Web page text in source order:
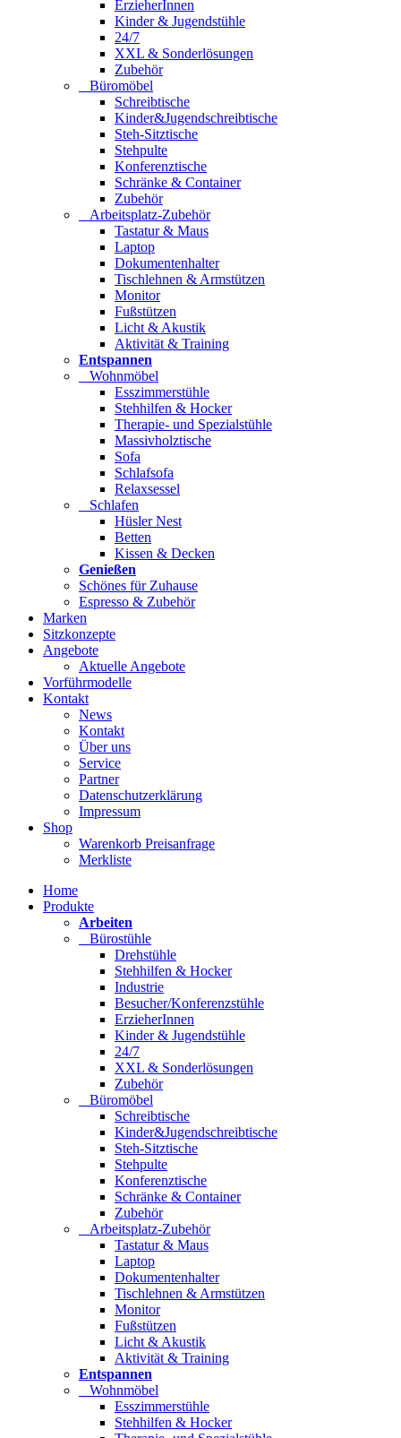
ErzieherInnen
Kinder & Jugendstühle
24/7
XXL & Sonderlösungen
Zubehör
Büromöbel
Schreibtische
Kinder&Jugendschreibtische
Steh-Sitztische
Stehpulte
Konferenztische
Schränke & Container
Zubehör
Arbeitsplatz-Zubehör
Tastatur & Maus
Laptop
Dokumentenhalter
Tischlehnen & Armstützen
Monitor
Fußstützen
Licht & Akustik
Aktivität & Training
Entspannen
Wohnmöbel
Esszimmerstühle
Stehhilfen & Hocker
Therapie- und Spezialstühle
Massivholztische
Sofa
Schlafsofa
Relaxsessel
Schlafen
Hüsler Nest
Betten
Kissen & Decken
Genießen
Schönes für Zuhause
Espresso & Zubehör
Marken
Sitzkonzepte
Angebote
Aktuelle Angebote
Vorführmodelle
Kontakt
News
Kontakt
Über uns
Service
Partner
Datenschutzerklärung
Impressum
Shop
Warenkorb Preisanfrage
Merkliste
Home
Produkte
Arbeiten
Bürostühle
Drehstühle
Stehhilfen & Hocker
Industrie
Besucher/Konferenzstühle
ErzieherInnen
Kinder & Jugendstühle
24/7
XXL & Sonderlösungen
Zubehör
Büromöbel
Schreibtische
Kinder&Jugendschreibtische
Steh-Sitztische
Stehpulte
Konferenztische
Schränke & Container
Zubehör
Arbeitsplatz-Zubehör
Tastatur & Maus
Laptop
Dokumentenhalter
Tischlehnen & Armstützen
Monitor
Fußstützen
Licht & Akustik
Aktivität & Training
Entspannen
Wohnmöbel
Esszimmerstühle
Stehhilfen & Hocker